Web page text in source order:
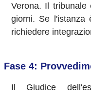
Verona. Il
giorni. Se l'istanza
richiedere
Fase 4:
Il Giudice